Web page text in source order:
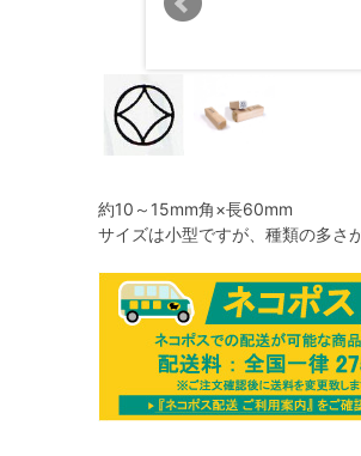
約10～15mm角×長60mm
サイズは小型ですが、種類の多さ